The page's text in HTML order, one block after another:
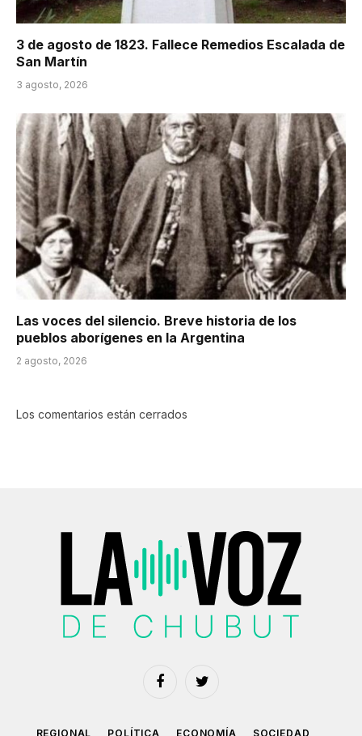
3 de agosto de 1823. Fallece Remedios Escalada de
San Martín
3 agosto, 2026
Las voces del silencio. Breve historia de los
pueblos aborígenes en la Argentina
2 agosto, 2026
Los comentarios están cerrados
FacebookTwitter
REGIONAL POLÍTICA ECONOMÍA SOCIEDAD